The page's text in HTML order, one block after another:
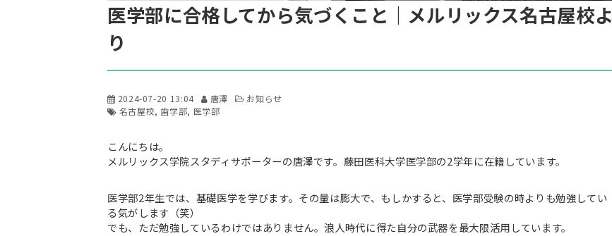
医学部に合格してから気づくこと｜メルリックス名古屋校よ
り
2024-07-20 13:04 唐澤
お知らせ
名古屋校 歯学部 医学部
こんにちは。
メルリックス学院スタディサポーターの唐澤です。藤田医科大学医学部の2学年に在籍しています。
医学部2年生では、基礎医学を学びます。その量は膨大で、もしかすると、医学部受験の時よりも勉強してい
る気がします（笑）
でも、ただ勉強しているわけではありません。浪人時代に得た自分の武器を最大限活用しています。